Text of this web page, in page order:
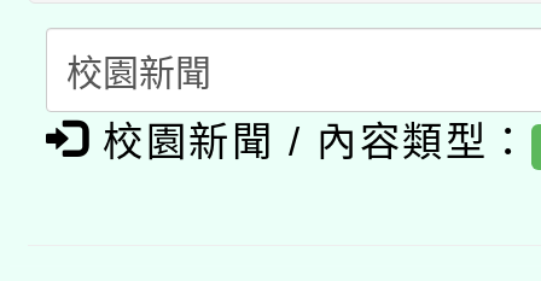
礎課程
「數位內容與教學軟體
pilot」
有關大陸委員會函釋公
轉知經濟部水利署委託
校園新聞 / 內容類型：